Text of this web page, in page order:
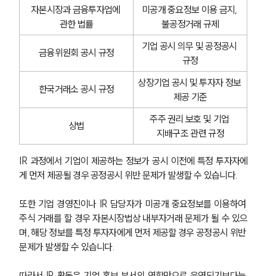
자본시장과 금융투자업에
관한 법률
미공개 중요정보 이용 금지,
불공정거래 규제
금융위원회 공시 규정
기업 공시 의무 및 공정공시
규정
한국거래소 공시 규정
상장기업 공시 및 투자자 정보
제공 기준
상법
주주 권리 보호 및 기업
지배구조 관련 규정
IR 과정에서 기업이 제공하는 정보가 공시 이전에 특정 투자자에
게 먼저 제공될 경우 공정공시 위반 문제가 발생할 수 있습니다.
또한 기업 경영진이나 IR 담당자가 미공개 중요정보를 이용하여
주식 거래를 할 경우 자본시장법상 내부자거래 문제가 될 수 있으
며, 해당 정보를 특정 투자자에게 먼저 제공할 경우 공정공시 위반
문제가 발생할 수 있습니다.